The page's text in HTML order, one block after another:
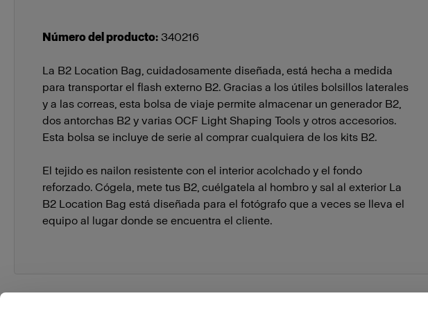
Número del producto: 340216
La B2 Location Bag, cuidadosamente diseñada, está hecha a medida
para transportar el flash externo B2. Gracias a los útiles bolsillos laterales
y a las correas, esta bolsa de viaje permite almacenar un generador B2,
dos antorchas B2 y varias OCF Light Shaping Tools y otros accesorios.
Esta bolsa se incluye de serie al comprar cualquiera de los kits B2.
El tejido es nailon resistente con el interior acolchado y el fondo
reforzado. Cógela, mete tus B2, cuélgatela al hombro y sal al exterior La
B2 Location Bag está diseñada para el fotógrafo que a veces se lleva el
equipo al lugar donde se encuentra el cliente.